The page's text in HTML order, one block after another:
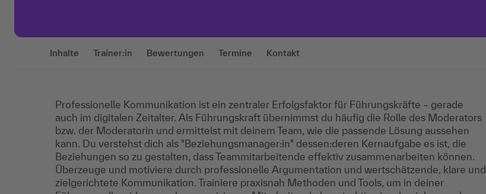
Inhalte Trainer:in Bewertungen Termine Kontakt
Professionelle Kommunikation ist ein zentraler Erfolgsfaktor für Führungskräfte – gerade
auch im digitalen Zeitalter. Als Führungskraft übernimmst du häufig die Rolle des Moderators
bzw. der Moderatorin und ermittelst mit deinem Team, wie die passende Lösung aussehen
kann. Du verstehst dich als "Beziehungsmanager:in" dessen:deren Kernaufgabe es ist, die
Beziehungen so zu gestalten, dass Teammitarbeitende effektiv zusammenarbeiten können.
Überzeuge und motiviere durch professionelle Argumentation und wertschätzende, klare und
zielgerichtete Kommunikation. Trainiere praxisnah Methoden und Tools, um in deiner